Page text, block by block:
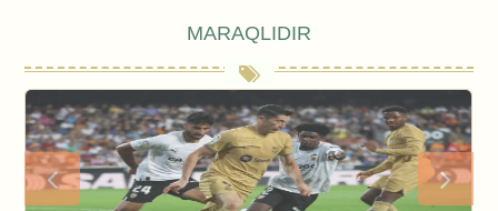
MARAQLIDIR